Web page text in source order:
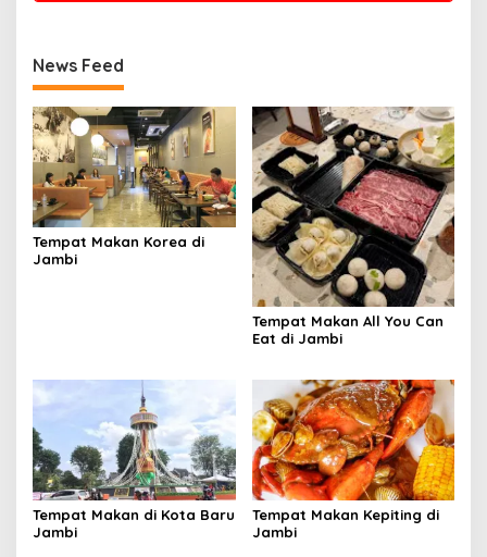
News Feed
Tempat Makan Korea di
Jambi
Tempat Makan All You Can
Eat di Jambi
Tempat Makan di Kota Baru
Jambi
Tempat Makan Kepiting di
Jambi